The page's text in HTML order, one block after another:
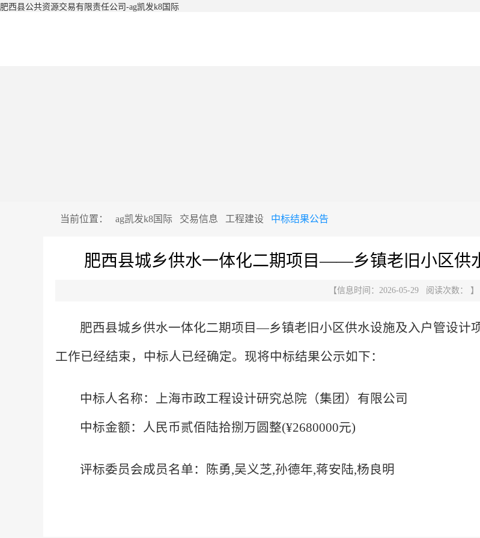
肥西县公共资源交易有限责任公司-ag凯发k8国际
当前位置： ag凯发k8国际 交易信息 工程建设 中标结果公告
肥西县城乡供水一体化二期项目——乡镇老旧小区供
【信息时间：2026-05-29 阅读次数： 】
肥西县城乡供水一体化二期项目—乡镇老旧小区供水设施及入户管设计
工作已经结束，中标人已经确定。现将中标结果公示如下：
中标人名称：上海市政工程设计研究总院（集团）有限公司
中标金额：人民币贰佰陆拾捌万圆整(¥2680000元)
评标委员会成员名单：陈勇,吴义芝,孙德年,蒋安陆,杨良明